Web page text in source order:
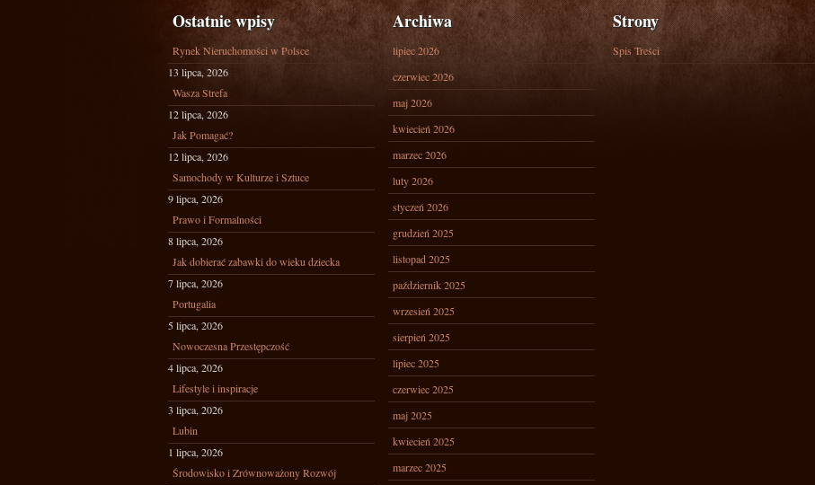
Ostatnie wpisy
Rynek Nieruchomości w Polsce
13 lipca, 2026
Wasza Strefa
12 lipca, 2026
Jak Pomagać?
12 lipca, 2026
Samochody w Kulturze i Sztuce
9 lipca, 2026
Prawo i Formalności
8 lipca, 2026
Jak dobierać zabawki do wieku dziecka
7 lipca, 2026
Portugalia
5 lipca, 2026
Nowoczesna Przestępczość
4 lipca, 2026
Lifestyle i inspiracje
3 lipca, 2026
Lubin
1 lipca, 2026
Środowisko i Zrównoważony Rozwój
Archiwa
lipiec 2026
czerwiec 2026
maj 2026
kwiecień 2026
marzec 2026
luty 2026
styczeń 2026
grudzień 2025
listopad 2025
październik 2025
wrzesień 2025
sierpień 2025
lipiec 2025
czerwiec 2025
maj 2025
kwiecień 2025
marzec 2025
Strony
Spis Treści